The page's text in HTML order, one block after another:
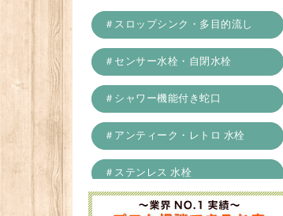
＃スロップシンク・多目的流し
＃センサー水栓・自閉水栓
＃シャワー機能付き蛇口
＃アンティーク・レトロ 水栓
＃ステンレス 水栓
＃浄水器